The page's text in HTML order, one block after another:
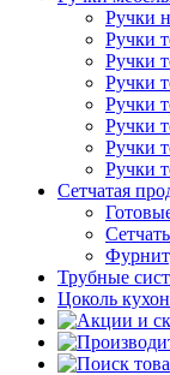
Ручки
Ручки
Ручки
Ручки
Ручки
Ручки
Ручки
Ручки
Сетчатая
Трубные
Цоколь